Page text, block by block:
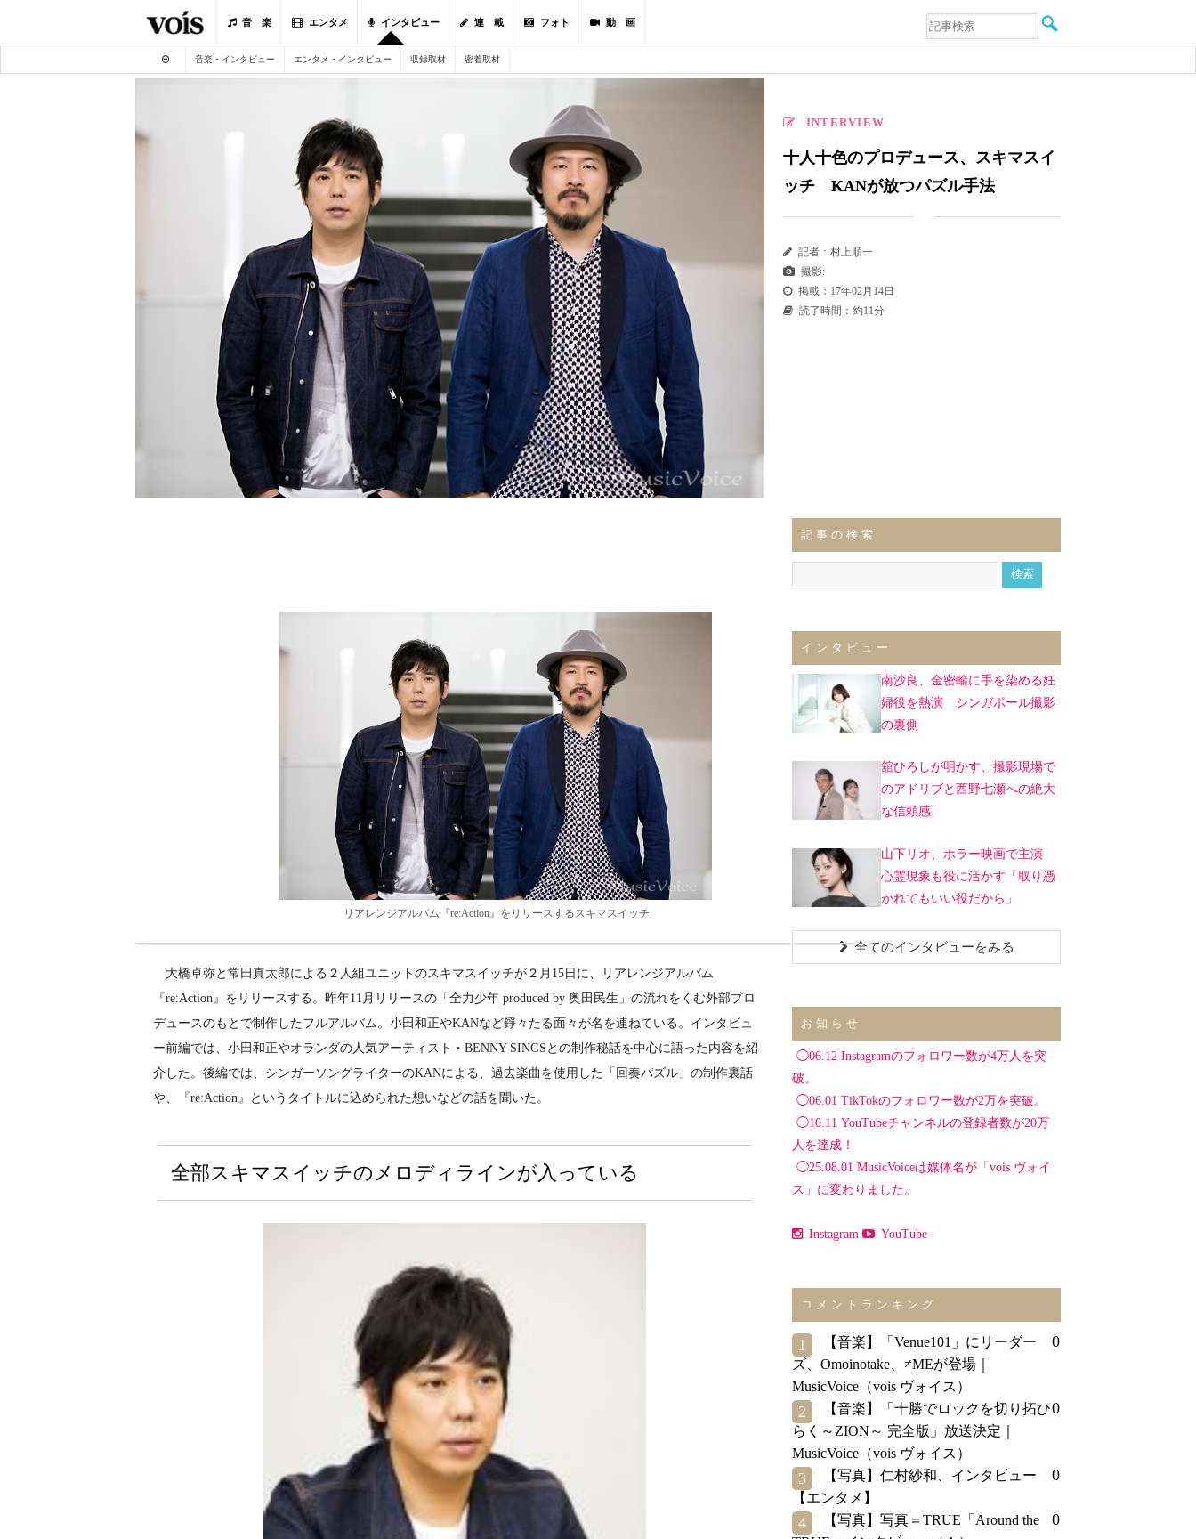
音 楽 エンタメ インタビュー 連 載 フォト 動 画
音楽
エンタメ
音楽・インタビュー エンタメ・インタビュー 収録取材 密着取材
INTERVIEW
十人十色のプロデュース、スキマスイ
ッチ KANが放つパズル手法
記者：村上順一
撮影:
掲載：17年02月14日
読了時間：約11分
リアレンジアルバム『re:Action』をリリースするスキマスイッチ
大橋卓弥と常田真太郎による２人組ユニットのスキマスイッチが２月15日に、リアレンジアルバム
『re:Action』をリリースする。昨年11月リリースの「全力少年 produced by 奥田民生」の流れをくむ外部プロ
デュースのもとで制作したフルアルバム。小田和正やKANなど錚々たる面々が名を連ねている。インタビュ
ー前編では、小田和正やオランダの人気アーティスト・BENNY SINGSとの制作秘話を中心に語った内容を紹
介した。後編では、シンガーソングライターのKANによる、過去楽曲を使用した「回奏パズル」の制作裏話
や、『re:Action』というタイトルに込められた想いなどの話を聞いた。
全部スキマスイッチのメロディラインが入っている
記事の検索
インタビュー
南沙良、金密輸に手を染める妊
婦役を熱演 シンガポール撮影
の裏側
舘ひろしが明かす、撮影現場で
のアドリブと西野七瀬への絶大
な信頼感
山下リオ、ホラー映画で主演
心霊現象も役に活かす「取り憑
かれてもいい役だから」
全てのインタビューをみる
お知らせ
◯06.12 Instagramのフォロワー数が4万人を突
破。
◯06.01 TikTokのフォロワー数が2万を突破。
◯10.11 YouTubeチャンネルの登録者数が20万
人を達成！
◯25.08.01 MusicVoiceは媒体名が「vois ヴォイ
ス」に変わりました。
Instagram YouTube
コメントランキング
1
【音楽】「Venue101」にリーダー
ズ、Omoinotake、≠MEが登場｜
MusicVoice（vois ヴォイス）
0
2
【音楽】「十勝でロックを切り拓ひ
らく～ZION～ 完全版」放送決定｜
MusicVoice（vois ヴォイス）
0
3
【写真】仁村紗和、インタビュー
【エンタメ】
0
4
【写真】写真＝TRUE「Around the
0